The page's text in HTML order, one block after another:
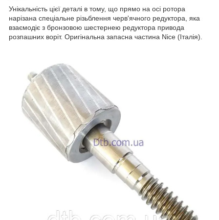
Унікальність цієї деталі в тому, що прямо на осі ротора
нарізана спеціальне різьблення черв'ячного редуктора, яка
взаємодіє з бронзовою шестернею редуктора привода
розпашних воріт. Оригінальна запасна частина Nice (Італія).